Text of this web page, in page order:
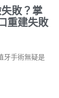
敗？掌
重建失敗
牙手術無疑是